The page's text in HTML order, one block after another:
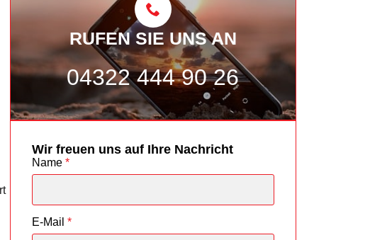
RUFEN SIE UNS AN
04322 444 90 26
Wir freuen uns auf Ihre Nachricht
Name *
E-Mail *